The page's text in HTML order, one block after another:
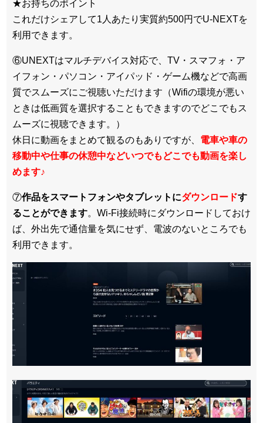
★お持ちのポイント
これだけシェアして1人あたり実質約500円でU-NEXTを
利用できます。
⑥UNEXTはマルチデバイス対応で、TV・スマフォ・ア
イフォン・パソコン・アイパッド・ゲーム機などで高画
質でスムーズにご視聴いただけます（Wifiの環境が悪い
ときは低画質を選択することもできますのでどこでもス
ムーズに視聴できます。）
休日に動画をまとめて観るのもありですが、 電車や車の
移動中や仕事の休憩中などいつでもどこでも動画を楽し
めます♪
⑦作品をスマートフォンやタブレットにダウンロードす
ることができます。Wi-Fi接続時にダウンロードしておけ
ば、外出先で通信量を気にせず、電波のないところでも
利用できます。